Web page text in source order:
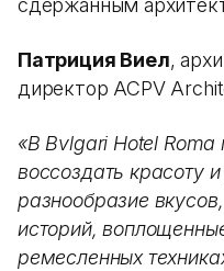
сдержанным
Патриция Виел,
директор ACPV
«В Bvlgari Hotel
воссоздать красоту
разнообразие
историй,
ремесленных